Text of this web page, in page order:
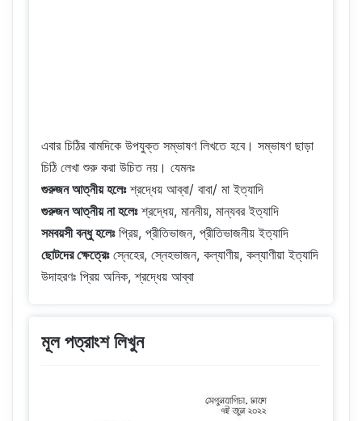
এবার চিঠির বামদিকে উপযুক্ত সম্ভাষণ লিখতে হবে। সম্ভাষণ ছাড়া
চিঠি লেখা শুরু করা উচিত নয়। যেমনঃ
গুরুজন আত্নীয় হলেঃশ্রদ্ধেয় আব্বা/ বাবা/ মা ইত্যাদি
গুরুজন আত্নীয় না হলেঃশ্রদ্ধেয়, মাননীয়, মান্যবর ইত্যাদি
সমবয়সী বন্ধু হলেঃপ্রিয়, প্রীতিভাজন, প্রীতিভাজনীয় ইত্যাদি
ছোটদের ক্ষেত্রেঃস্নেহের, স্নেহভাজন, কল্যাণীয়, কল্যাণীয়া ইত্যাদি
উদাহরণঃ প্রিয় অনিক, শ্রদ্ধেয় আব্বা
মূল পত্রাংশ লিখুন